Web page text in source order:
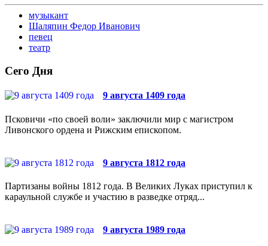
музыкант
Шаляпин Федор Иванович
певец
театр
Сего Дня
9 августа 1409 года
Псковичи «по своей воли» заключили мир с магистром
Ливонского ордена и Рижским епископом.
9 августа 1812 года
Партизаны войны 1812 года. В Великих Луках приступил к
караульной службе и участию в разведке отряд...
9 августа 1989 года